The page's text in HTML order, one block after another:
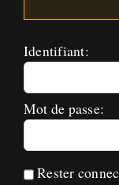
Identifiant:
Mot de passe:
Rester